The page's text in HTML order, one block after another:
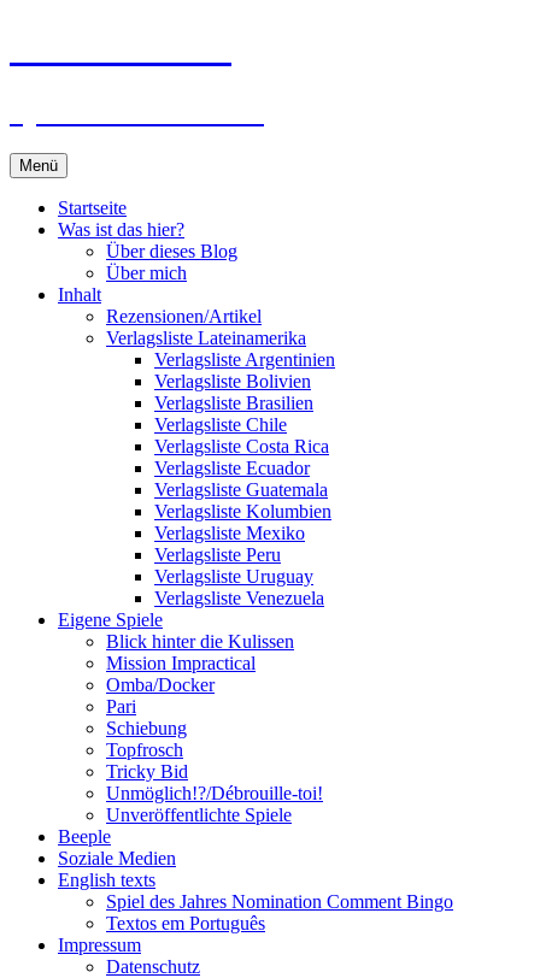
Menü
Startseite
Was ist das hier?
Über dieses Blog
Über mich
Inhalt
Rezensionen/Artikel
Verlagsliste Lateinamerika
Verlagsliste Argentinien
Verlagsliste Bolivien
Verlagsliste Brasilien
Verlagsliste Chile
Verlagsliste Costa Rica
Verlagsliste Ecuador
Verlagsliste Guatemala
Verlagsliste Kolumbien
Verlagsliste Mexiko
Verlagsliste Peru
Verlagsliste Uruguay
Verlagsliste Venezuela
Eigene Spiele
Blick hinter die Kulissen
Mission Impractical
Omba/Docker
Pari
Schiebung
Topfrosch
Tricky Bid
Unmöglich!?/Débrouille-toi!
Unveröffentlichte Spiele
Beeple
Soziale Medien
English texts
Spiel des Jahres Nomination Comment Bingo
Textos em Português
Impressum
Datenschutz